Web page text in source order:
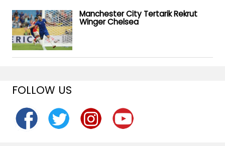
Manchester City Tertarik Rekrut
Winger Chelsea
FOLLOW US